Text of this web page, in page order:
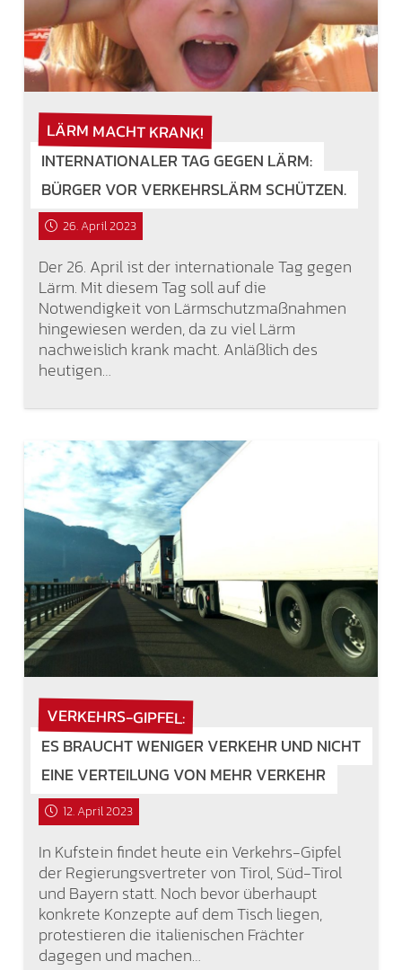
LÄRM MACHT KRANK!
INTERNATIONALER TAG GEGEN LÄRM:
BÜRGER VOR VERKEHRSLÄRM SCHÜTZEN.
26. April 2023
Der 26. April ist der internationale Tag gegen
Lärm. Mit diesem Tag soll auf die
Notwendigkeit von Lärmschutzmaßnahmen
hingewiesen werden, da zu viel Lärm
nachweislich krank macht. Anläßlich des
heutigen…
VERKEHRS-GIPFEL:
ES BRAUCHT WENIGER VERKEHR UND NICHT
EINE VERTEILUNG VON MEHR VERKEHR
12. April 2023
In Kufstein findet heute ein Verkehrs-Gipfel
der Regierungsvertreter von Tirol, Süd-Tirol
und Bayern statt. Noch bevor überhaupt
konkrete Konzepte auf dem Tisch liegen,
protestieren die italienischen Frächter
dagegen und machen…